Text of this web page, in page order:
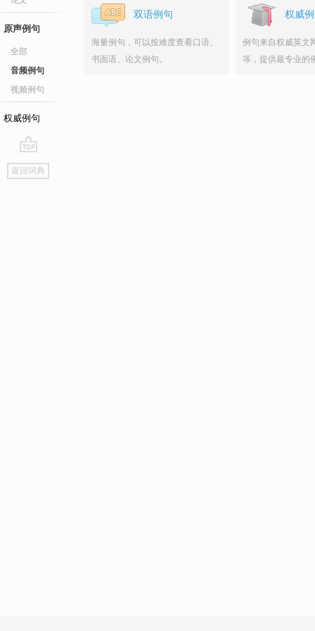
原声例句
全部
音频例句
视频例句
权威例句
go
top
返回词典
双语例句
海量例句，可以按难度查看口语、
书面语、论文例句。
权威
例句来自权威英文
等，提供最专业的